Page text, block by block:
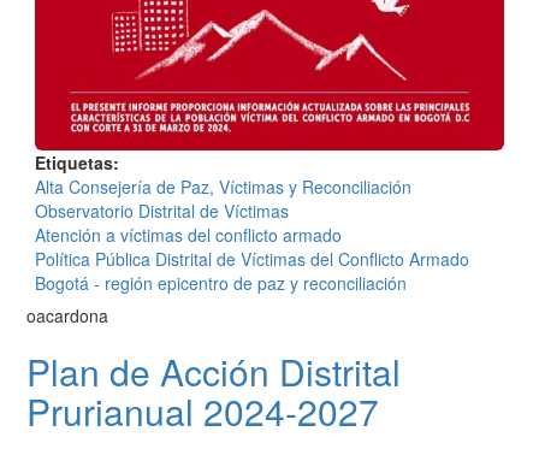
Etiquetas
Alta Consejería de Paz, Víctimas y Reconciliación
Observatorio Distrital de Víctimas
Atención a víctimas del conflicto armado
Política Pública Distrital de Víctimas del Conflicto Armado
Bogotá - región epicentro de paz y reconciliación
oacardona
Plan de Acción Distrital
Prurianual 2024-2027